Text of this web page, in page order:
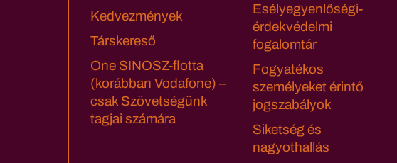
Kedvezmények
Társkereső
One SINOSZ-flotta
(korábban Vodafone) –
csak Szövetségünk
tagjai számára
Esélyegyenlőségi-
érdekvédelmi
fogalomtár
Fogyatékos
személyeket érintő
jogszabályok
Siketség és
nagyothallás